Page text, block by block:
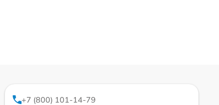
+7 (800) 101-14-79